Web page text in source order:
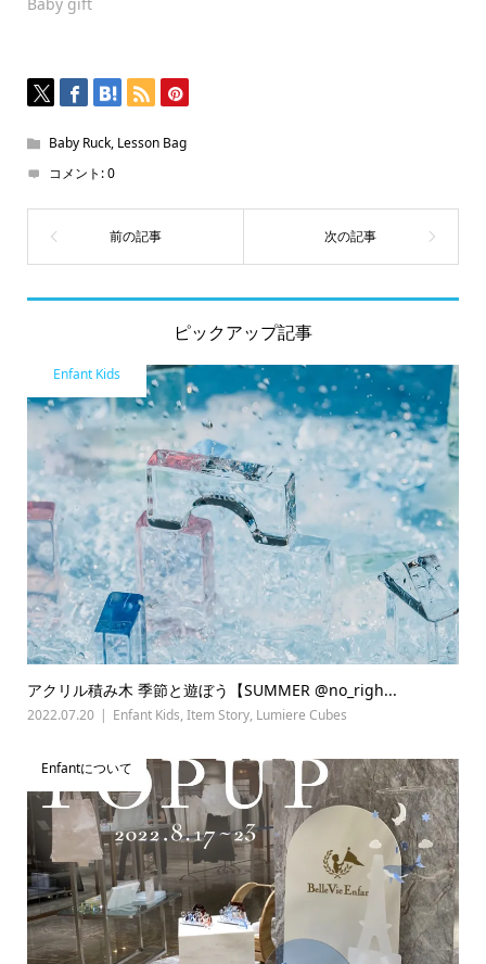
ド
ま
す)
Baby Ruck, Lesson Bag
コメント:0
ピックアップ記事
Enfant Kids
アクリル積み木 季節と遊ぼう【SUMMER @no_righ...
2022.07.20 Enfant Kids, Item Story, Lumiere Cubes
Enfantについて